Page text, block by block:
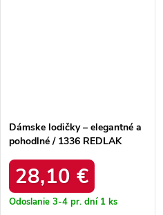
Dámske lodičky – elegantné a
pohodlné / 1336 REDLAK
28,10 €
Odoslanie 3-4 pr. dní 1 ks